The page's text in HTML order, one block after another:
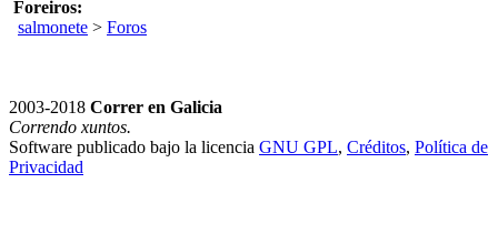
Foreiros:
salmonete > Foros
2003-2018 Correr en Galicia
Correndo xuntos.
Software publicado bajo la licencia GNU GPL, Créditos, Política de
Privacidad